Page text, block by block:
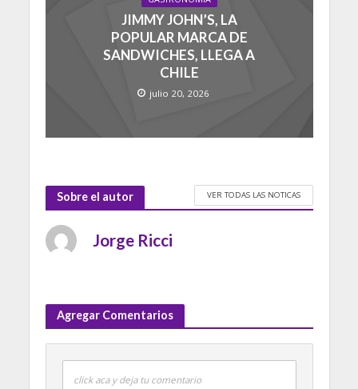
JIMMY JOHN’S, LA
POPULAR MARCA DE
SANDWICHES, LLEGA A
CHILE
julio 20, 2026
Sobre el autor VER TODAS LAS NOTICAS
Jorge Ricci
Agregar Comentarios
click aca y deja tu comentario